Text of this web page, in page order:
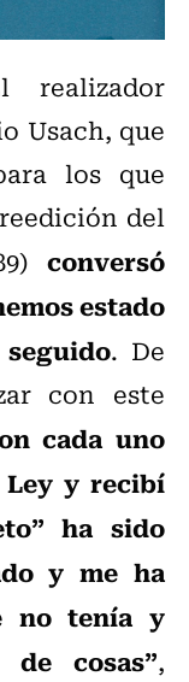
realizador
Usach, que
los que
del
conversó
estado
. De
con este
cada uno
y recibí
ha sido
y me ha
no tenía y
cosas”,